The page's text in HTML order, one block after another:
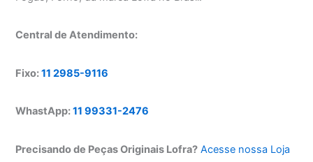
Central de Atendimento:
Fixo:11 2985-9116
WhastApp:11 99331-2476
Precisando de Peças Originais Lofra? Acesse nossa Loja